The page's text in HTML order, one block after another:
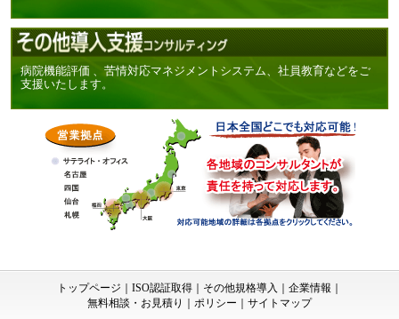
病院機能評価 、苦情対応マネジメントシステム、社員教育などをご
支援いたします。
トップページ ISO認証取得 その他規格導入 企業情報
無料相談・お見積り
ポリシー サイトマップ